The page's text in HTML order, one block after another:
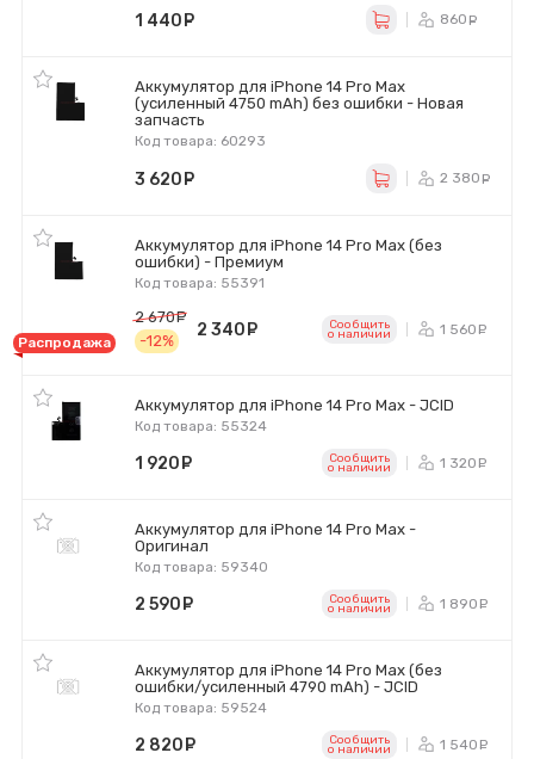
1 440 860
Аккумулятор для iPhone 14 Pro Max
(усиленный 4750 mAh) без ошибки - Новая
запчасть
Код товара: 60293
3 620 2 380
Аккумулятор для iPhone 14 Pro Max (без
ошибки) - Премиум
Код товара: 55391
Распродажа
2 670
-12%
2 340 руб.Сообщить
o наличии 1 560
Аккумулятор для iPhone 14 Pro Max - JCID
Код товара: 55324
1 920 Сообщить
o наличии 1 320
Аккумулятор для iPhone 14 Pro Max -
Оригинал
Код товара: 59340
2 590 Сообщить
o наличии 1 890
Аккумулятор для iPhone 14 Pro Max (без
ошибки/усиленный 4790 mAh) - JCID
Код товара: 59524
2 820 Сообщить
o наличии 1 540